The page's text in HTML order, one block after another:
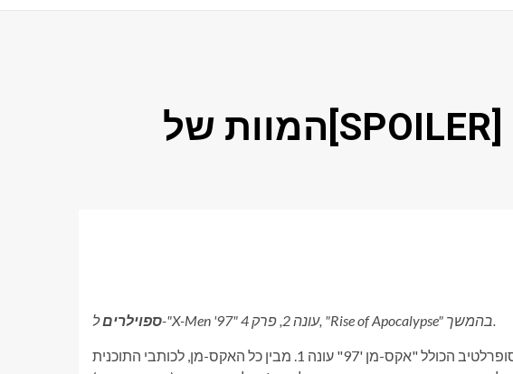
X-Men '97 עונה 2: [SPOILER]המוות של
ספוילרים ל-"X-Men '97" עונה 2, פרק 4, "Rise of Apocalypse" בהמשך.
מגנטו (מת'יו ווטרסון) היה ההישג המוכתר של הסופרלטיב הכולל "אקס-מן '97" עונה 1. מבין כל האקס-מן, לכותבי התוכנית